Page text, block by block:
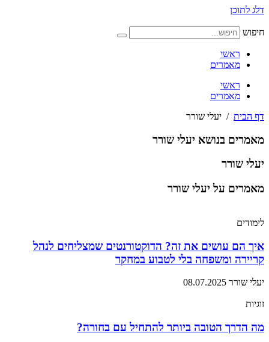
דלג לתוכן
חיפוש
ראשי
מאמרים
ראשי
מאמרים
דף הבית / יעלי שורר
מאמרים בנושא יעלי שורר
יעלי שורר
מאמרים על יעלי שורר
לימודים
איך הם עושים את זה? הדוקטורנטים שמצליחים לנהל
קריירה ומשפחה בלי לטבוע במחקר
יעלי שורר 08.07.2025
זוגיות
מה הדרך הטובה ביותר להתחיל עם בחורה?